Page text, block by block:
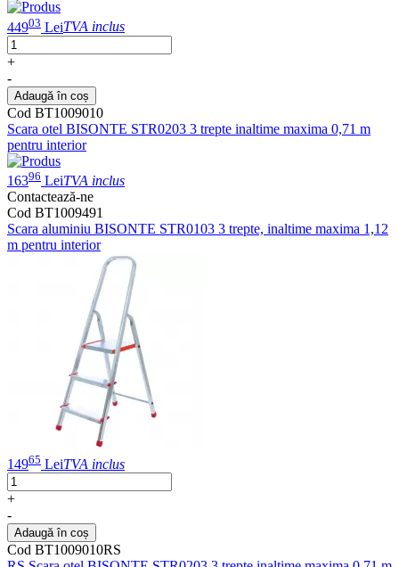
44903 LeiTVA inclus
+
-
Adaugă în coș
Cod BT1009010
Scara otel BISONTE STR0203 3 trepte inaltime maxima 0,71 m
pentru interior
16396 LeiTVA inclus
Contactează-ne
Cod BT1009491
Scara aluminiu BISONTE STR0103 3 trepte, inaltime maxima 1,12
m pentru interior
14965 LeiTVA inclus
+
-
Adaugă în coș
Cod BT1009010RS